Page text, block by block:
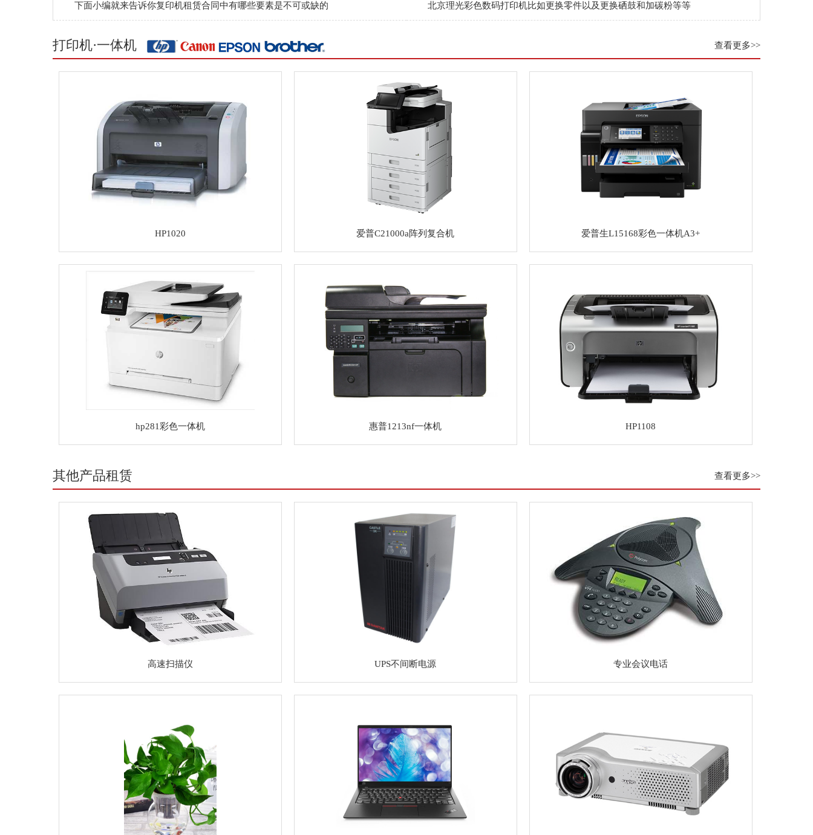
下面小编就来告诉你复印机租赁合同中有哪些要素是不可或缺的 北京理光彩色数码打印机比如更换零件以及更换硒鼓和加碳粉等等
打印机·一体机 查看更多>>
HP1020 爱普C21000a阵列复合机 爱普生L15168彩色一体机A3+
hp281彩色一体机 惠普1213nf一体机 HP1108
其他产品租赁 查看更多>>
高速扫描仪 UPS不间断电源 专业会议电话